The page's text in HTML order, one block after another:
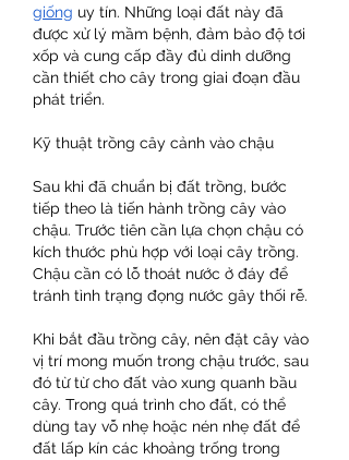
giống uy tín. Những loại đất này đã
được xử lý mầm bệnh, đảm bảo độ tơi
xốp và cung cấp đầy đủ dinh dưỡng
cần thiết cho cây trong giai đoạn đầu
phát triển.
Kỹ thuật trồng cây cảnh vào chậu
Sau khi đã chuẩn bị đất trồng, bước
tiếp theo là tiến hành trồng cây vào
chậu. Trước tiên cần lựa chọn chậu có
kích thước phù hợp với loại cây trồng.
Chậu cần có lỗ thoát nước ở đáy để
tránh tình trạng đọng nước gây thối rễ.
Khi bắt đầu trồng cây, nên đặt cây vào
vị trí mong muốn trong chậu trước, sau
đó từ từ cho đất vào xung quanh bầu
cây. Trong quá trình cho đất, có thể
dùng tay vỗ nhẹ hoặc nén nhẹ đất để
đất lấp kín các khoảng trống trong